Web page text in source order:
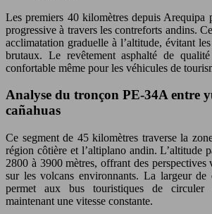
Les premiers 40 kilomètres depuis Arequipa
progressive à travers les contreforts andins.
acclimatation graduelle à l’altitude, évitant
brutaux. Le revêtement asphalté de
confortable même pour les véhicules de
Analyse du tronçon PE-34A entre
cañahuas
Ce segment de 45 kilomètres traverse la
région côtière et l’altiplano andin. L’altitude
2800 à 3900 mètres, offrant des perspectives
sur les volcans environnants. La largeur de
permet aux bus touristiques de
maintenant une vitesse constante.